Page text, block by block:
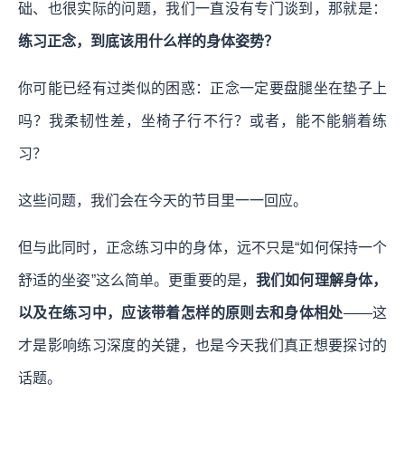
础、也很实际的问题，我们一直没有专门谈到，那就是：
练习正念，到底该用什么样的身体姿势？
你可能已经有过类似的困惑：正念一定要盘腿坐在垫子上
吗？我柔韧性差，坐椅子行不行？或者，能不能躺着练
习？
这些问题，我们会在今天的节目里一一回应。
但与此同时，正念练习中的身体，远不只是“如何保持一个
舒适的坐姿”这么简单。更重要的是，我们如何理解身体，
以及在练习中，应该带着怎样的原则去和身体相处——这
才是影响练习深度的关键，也是今天我们真正想要探讨的
话题。